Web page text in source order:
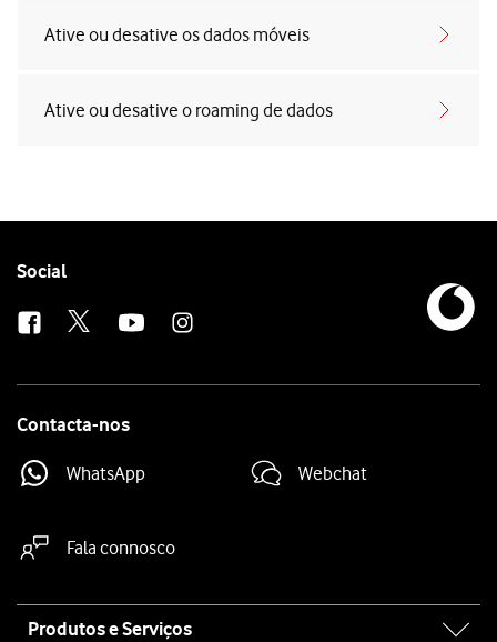
Ative ou desative os dados móveis
Ative ou desative o roaming de dados
Follow
Social
Contacta-nos
WhatsApp Webchat
Fala connosco
Produtos e Serviços